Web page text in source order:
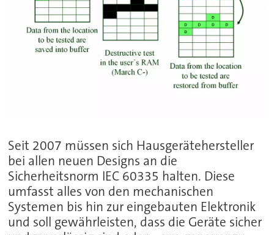
Seit 2007 müssen sich Hausgerätehersteller
bei allen neuen Designs an die
Sicherheitsnorm IEC 60335 halten. Diese
umfasst alles von den mechanischen
Systemen bis hin zur eingebauten Elektronik
und soll gewährleisten, dass die Geräte sicher